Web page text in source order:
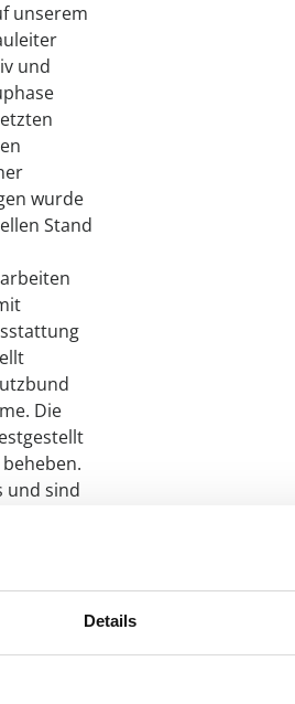
Details
unserem
und
wurde
Stand
Die
und sind
sind
ihrer